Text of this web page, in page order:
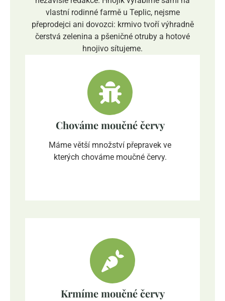
vlastní rodinné farmě u Teplic, nejsme
přeprodejci ani dovozci: krmivo tvoří výhradně
čerstvá zelenina a pšeničné otruby a hotové
hnojivo sítujeme.
Chováme moučné červy
Máme větší množství přepravek ve
kterých chováme moučné červy.
Krmíme moučné červy